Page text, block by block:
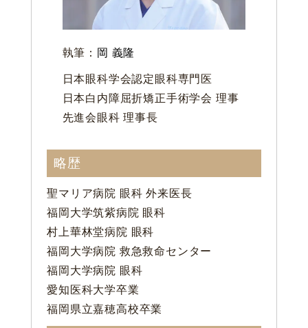
執筆： 岡 義隆
日本眼科学会認定眼科専門医
日本白内障屈折矯正手術学会 理事
先進会眼科 理事長
略歴
聖マリア病院 眼科 外来医長
福岡大学筑紫病院 眼科
村上華林堂病院 眼科
福岡大学病院 救急救命センター
福岡大学病院 眼科
愛知医科大学卒業
福岡県立嘉穂高校卒業